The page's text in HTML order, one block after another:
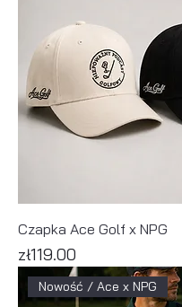
Czapka Ace Golf x NPG
Price
zł119.00
Nowość / Ace x NPG